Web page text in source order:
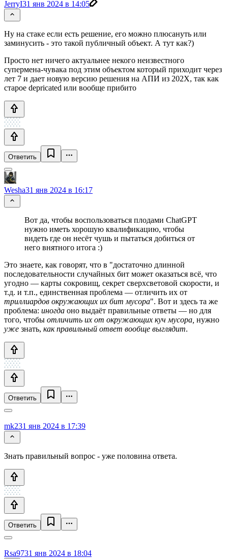
JerryI31 янв 2024 в 14:05
Ну на стаке если есть решение, его можно плюсануть или
заминусить - это такой публичный объект. А тут как?)
Просто нет ничего актуальнее некого неизвестного
супермена-чувака под этим объектом который приходит через
лет 7 и дает новую версию решения на АПИ из 202Х, так как
старое depricated или вообще прибито
Ответить
Wesha31 янв 2024 в 16:17
Вот да, чтобы воспользоваться плодами ChatGPT
нужно иметь хорошую квалификацию, чтобы
видеть где он несёт чушь и пытаться добиться от
него внятного итога :)
Это знаете, как говорят, что в "достаточно длинной
последовательности случайных бит может оказаться всё, что
угодно — карты сокровищ, секрет сверхсветовой скорости, и
т.д. и т.п., единственная проблема — отличить их от
триллиардов окружающих их бит мусора". Вот и здесь та же
проблема: иногда оно выдаёт правильные ответы — но для
того, чтобы отличить их от окружающих куч мусора, нужно
уже знать, как правильный ответ вообще выглядит.
Ответить
mk231 янв 2024 в 17:39
Знать правильный вопрос - уже половина ответа.
Ответить
Rsa9731 янв 2024 в 18:04